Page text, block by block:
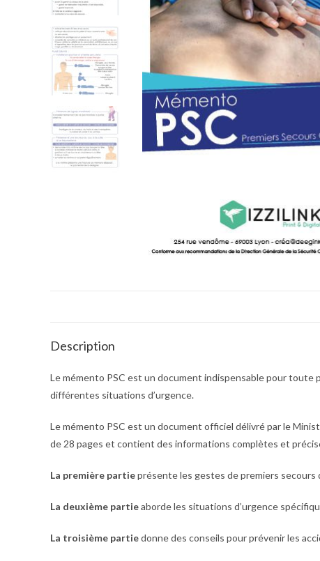
Description
Le mémento PSC est un document indispensable pour
différentes situations d’urgence.
Le mémento PSC est un document officiel délivré par le
de 28 pages et contient des informations complètes et
La première partieprésente les gestes de premiers secours
La deuxième partieaborde les situations d’urgence
La troisième partiedonne des conseils pour prévenir les